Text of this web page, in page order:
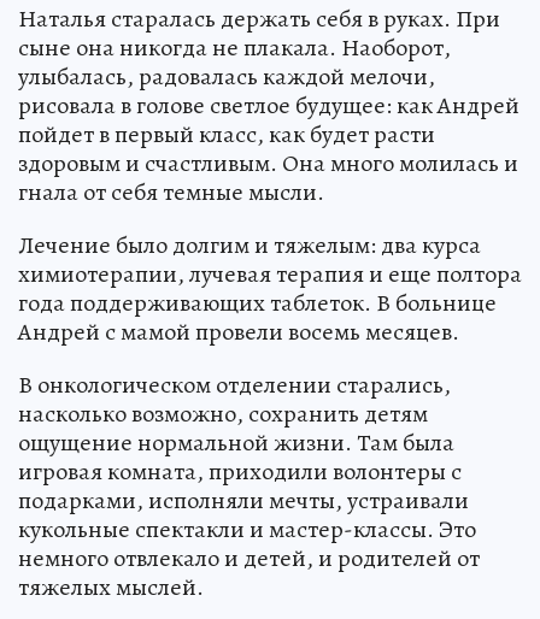
Наталья старалась держать себя в руках. При
сыне она никогда не плакала. Наоборот,
улыбалась, радовалась каждой мелочи,
рисовала в голове светлое будущее: как Андрей
пойдет в первый класс, как будет расти
здоровым и счастливым. Она много молилась и
гнала от себя темные мысли.
Лечение было долгим и тяжелым: два курса
химиотерапии, лучевая терапия и еще полтора
года поддерживающих таблеток. В больнице
Андрей с мамой провели восемь месяцев.
В онкологическом отделении старались,
насколько возможно, сохранить детям
ощущение нормальной жизни. Там была
игровая комната, приходили волонтеры с
подарками, исполняли мечты, устраивали
кукольные спектакли и мастер-классы. Это
немного отвлекало и детей, и родителей от
тяжелых мыслей.